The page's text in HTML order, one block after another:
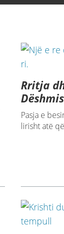
Rritja
Pasja e
lirisht atë